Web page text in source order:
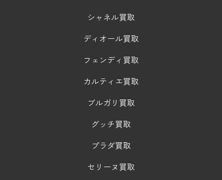
シャネル買取
ディオール買取
フェンディ買取
カルティエ買取
ブルガリ買取
グッチ買取
プラダ買取
セリーヌ買取